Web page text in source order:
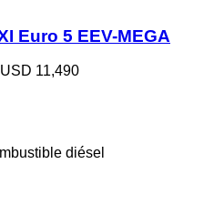
Euro 5 EEV-MEGA
11,490
diésel